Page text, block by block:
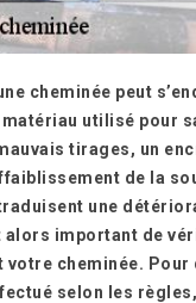
cheminée peut
utilisé pour
tirages, un
de la
une
alors important de
votre cheminée. Pour
selon les